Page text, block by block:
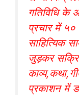
गतिविधि के
प्रचार में ५०
साहित्यिक
जुड़कर
प्रकाशन में